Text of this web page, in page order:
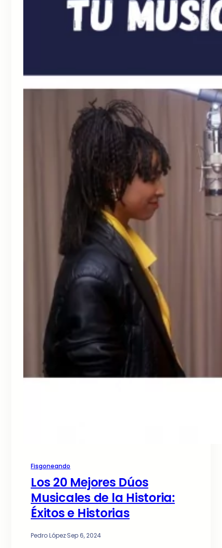
Fisgoneando
Los 20 Mejores Dúos
Musicales de la Historia:
Éxitos e Historias
Pedro López·Sep 6, 2024